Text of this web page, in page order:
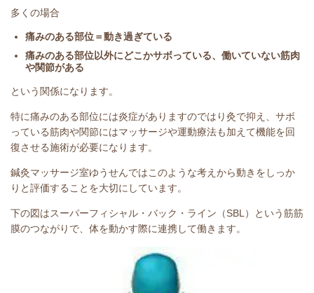
多くの場合
痛みのある部位＝動き過ぎている
痛みのある部位以外にどこかサボっている、働いていない筋肉
や関節がある
という関係になります。
特に痛みのある部位には炎症がありますのではり灸で抑え、サボ
っている筋肉や関節にはマッサージや運動療法も加えて機能を回
復させる施術が必要になります。
鍼灸マッサージ室ゆうせんではこのような考えから動きをしっか
りと評価することを大切にしています。
下の図はスーパーフィシャル・バック・ライン（SBL）という筋筋
膜のつながりで、体を動かす際に連携して働きます。